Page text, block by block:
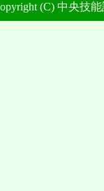
(C) 中央技